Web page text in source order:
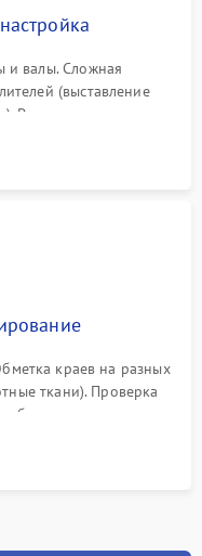
и валы. Сложная
(выставление
Регулировка прижима
краев на разных
ткани). Проверка
ролевого шва и
ткани.